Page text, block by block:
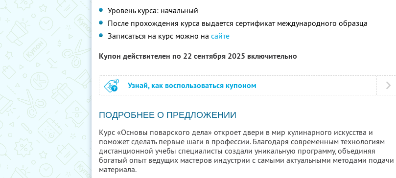
Уровень курса: начальный
После прохождения курса выдается сертификат международного образца
Записаться на курс можно на сайте
Купон действителен по 22 сентября 2025 включительно
Узнай, как воспользоваться купоном
ПОДРОБНЕЕ О ПРЕДЛОЖЕНИИ
Курс «Основы поварского дела» откроет двери в мир кулинарного искусства и
поможет сделать первые шаги в профессии. Благодаря современным технологиям
дистанционной учебы специалисты создали уникальную программу, объединяя
богатый опыт ведущих мастеров индустрии с самыми актуальными методами подачи
материала.